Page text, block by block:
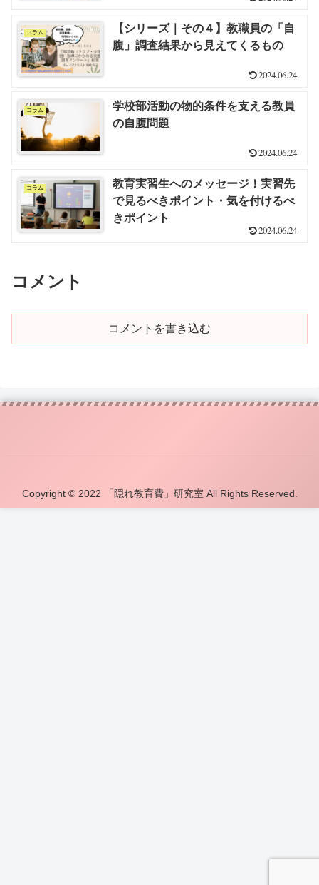
コラム
【シリーズ｜その４】教職員の「自
腹」調査結果から見えてくるもの
2024.06.24
コラム
学校部活動の物的条件を支える教員
の自腹問題
2024.06.24
コラム
教育実習生へのメッセージ！実習先
で見るべきポイント・気を付けるべ
きポイント
2024.06.24
コメント
コメントを書き込む
Copyright © 2022 「隠れ教育費」研究室 All Rights Reserved.